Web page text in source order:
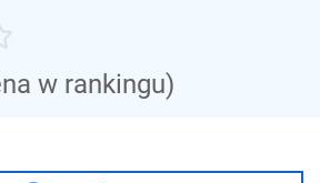
w rankingu)